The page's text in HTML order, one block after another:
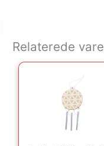
Relaterede